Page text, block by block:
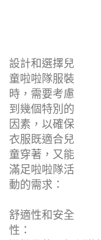
設計和選擇兒
童啦啦隊服裝
時，需要考慮
到幾個特別的
因素，以確保
衣服既適合兒
童穿著，又能
滿足啦啦隊活
動的需求：
舒適性和安全
性：